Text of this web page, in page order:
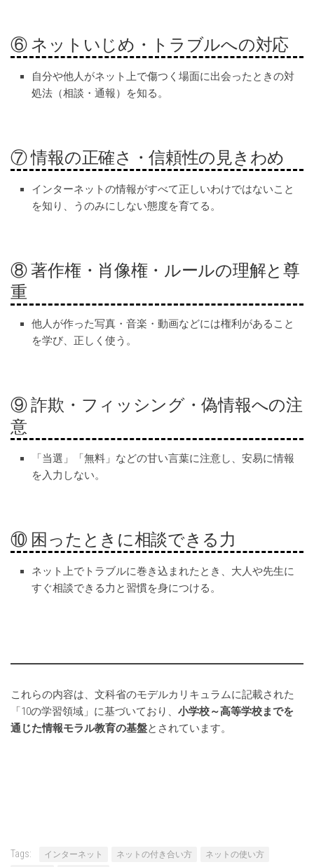
⑥ ネットいじめ・トラブルへの対応
自分や他人がネット上で傷つく場面に出会ったときの対
処法（相談・通報）を知る。
⑦ 情報の正確さ・信頼性の見きわめ
インターネットの情報がすべて正しいわけではないこと
を知り、うのみにしない態度を育てる。
⑧ 著作権・肖像権・ルールの理解と尊
重
他人が作った写真・音楽・動画などには権利があること
を学び、正しく使う。
⑨ 詐欺・フィッシング・偽情報への注
意
「当選」「無料」などの甘い言葉に注意し、安易に情報
を入力しない。
⑩ 困ったときに相談できる力
ネット上でトラブルに巻き込まれたとき、大人や先生に
すぐ相談できる力と習慣を身につける。
これらの内容は、文科省のモデルカリキュラムに記載された
「10の学習領域」に基づいており、 小学校～高等学校までを
通じた情報モラル教育の基盤とされています。
Tags: インターネット ネットの付き合い方
ネットの使い方